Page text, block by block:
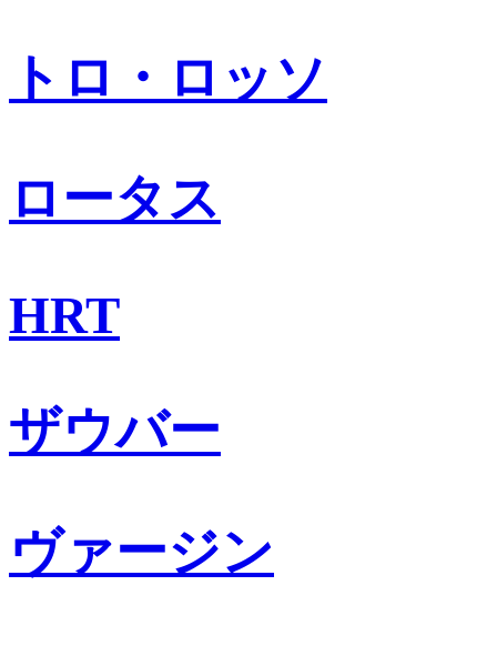
トロ・ロッソ
ロータス
HRT
ザウバー
ヴァージン